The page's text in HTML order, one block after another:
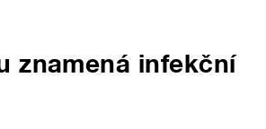
znamená infekční